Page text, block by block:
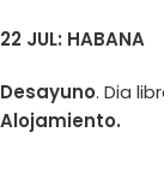
22 JUL: HABANA
Desayuno. Dia
Alojamiento.